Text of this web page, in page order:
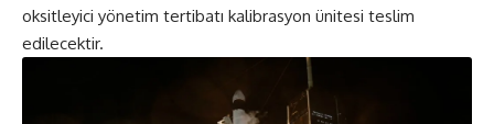
oksitleyici yönetim tertibatı kalibrasyon ünitesi teslim
edilecektir.